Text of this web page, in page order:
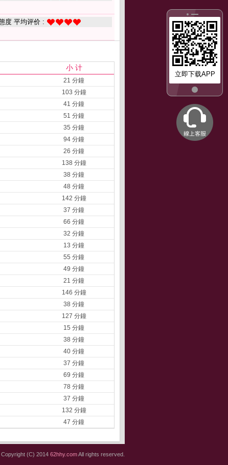
立即下载APP
度 平均评价 :
小 计
21 分鐘
103 分鐘
41 分鐘
51 分鐘
35 分鐘
94 分鐘
26 分鐘
138 分鐘
38 分鐘
48 分鐘
142 分鐘
37 分鐘
66 分鐘
32 分鐘
13 分鐘
55 分鐘
49 分鐘
21 分鐘
146 分鐘
38 分鐘
127 分鐘
15 分鐘
38 分鐘
40 分鐘
37 分鐘
69 分鐘
78 分鐘
37 分鐘
132 分鐘
47 分鐘
Copyright (C) 2014 62hhy.comAll rights reserved.